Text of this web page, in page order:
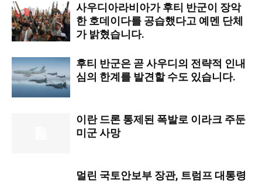
사우디아라비아가 후티 반군이 장악
한 호데이다를 공습했다고 예멘 단체
가 밝혔습니다.
후티 반군은 곧 사우디의 전략적 인내
심의 한계를 발견할 수도 있습니다.
이란 드론 통제된 폭발로 이라크 주둔
미군 사망
멀린 국토안보부 장관, 트럼프 대통령